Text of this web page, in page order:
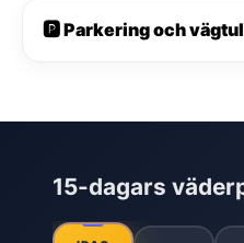
🅿️ Parkering och
15-dagars